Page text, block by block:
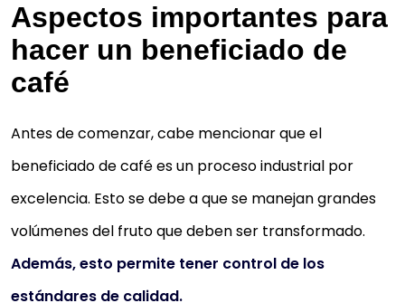
Aspectos importantes para
hacer un beneficiado de
café
Antes de comenzar, cabe mencionar que el
beneficiado de café es un proceso industrial por
excelencia. Esto se debe a que se manejan grandes
volúmenes del fruto que deben ser transformado.
Además, esto permite tener control de los
estándares de calidad.